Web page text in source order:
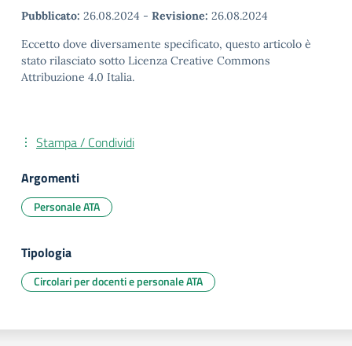
Pubblicato: 26.08.2024 - Revisione: 26.08.2024
Eccetto dove diversamente specificato, questo articolo è
stato rilasciato sotto Licenza Creative Commons
Attribuzione 4.0 Italia.
Stampa / Condividi
Argomenti
Personale ATA
Tipologia
Circolari per docenti e personale ATA